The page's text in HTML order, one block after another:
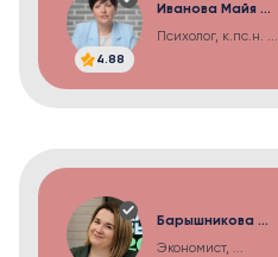
4.88
Иванова Майя ...
Психолог, к.пс.н. ...
Барышникова ...
Экономист, ...